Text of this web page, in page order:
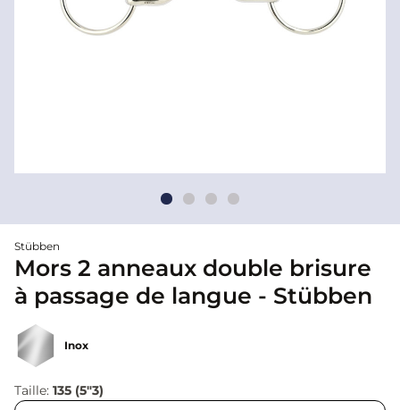
Stübben
Mors 2 anneaux double brisure
à passage de langue - Stübben
Inox
Taille: 135 (5"3)